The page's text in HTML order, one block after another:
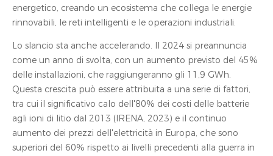
energetico, creando un ecosistema che collega le energie
rinnovabili, le reti intelligenti e le operazioni industriali.
Lo slancio sta anche accelerando. Il 2024 si preannuncia
come un anno di svolta, con un aumento previsto del 45%
delle installazioni, che raggiungeranno gli 11,9 GWh.
Questa crescita può essere attribuita a una serie di fattori,
tra cui il significativo calo dell'80% dei costi delle batterie
agli ioni di litio dal 2013 (IRENA, 2023) e il continuo
aumento dei prezzi dell'elettricità in Europa, che sono
superiori del 60% rispetto ai livelli precedenti alla guerra in